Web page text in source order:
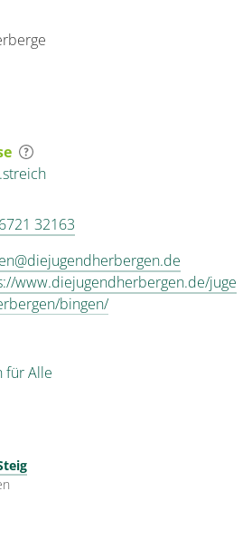
32163
www.diejugendherbergen.de/juge
bingen/
für Alle